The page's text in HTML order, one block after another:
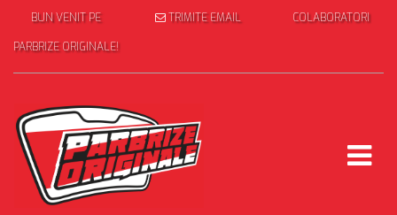
BUN VENIT PE
PARBRIZE ORIGINALE!
TRIMITE EMAIL COLABORATORI